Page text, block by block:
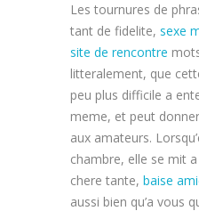
Les tournures de
tant de fidelite, sexe
site de rencontre
litteralement, que
peu plus difficile a
meme, et peut
aux amateurs.
chambre, elle se mit
chere tante, baise
aussi bien qu’a vous